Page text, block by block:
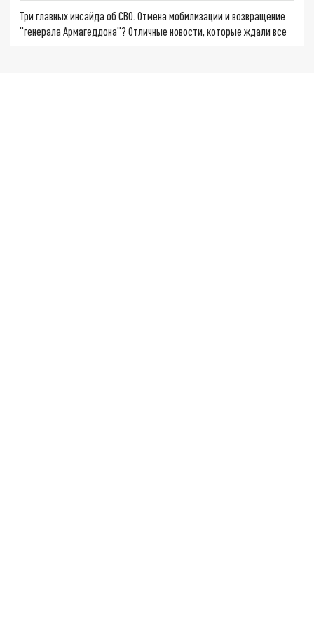
Три главных инсайда об СВО. Отмена мобилизации и возвращение
"генерала Армагеддона"? Отличные новости, которые ждали все